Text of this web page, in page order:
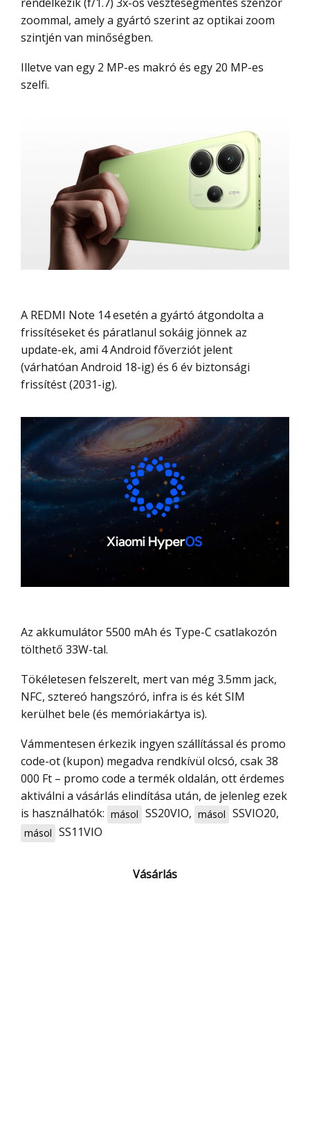
zoommal, amely a gyártó szerint az optikai zoom
szintjén van minőségben.
Illetve van egy 2 MP-es makró és egy 20 MP-es
szelfi.
A REDMI Note 14 esetén a gyártó átgondolta a
frissítéseket és páratlanul sokáig jönnek az
update-ek, ami 4 Android főverziót jelent
(várhatóan Android 18-ig) és 6 év biztonsági
frissítést (2031-ig).
Az akkumulátor 5500 mAh és Type-C csatlakozón
tölthető 33W-tal.
Tökéletesen felszerelt, mert van még 3.5mm jack,
NFC, sztereó hangszóró, infra is és két SIM
kerülhet bele (és memóriakártya is).
Vámmentesen érkezik ingyen szállítással és promo
code-ot (kupon) megadva rendkívül olcsó, csak 38
000 Ft – promo code a termék oldalán, ott érdemes
aktiválni a vásárlás elindítása után, de jelenleg ezek
is használhatók: másol SS20VIO, másol SSVIO20,
másol SS11VIO
Vásárlás